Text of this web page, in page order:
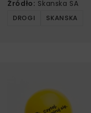
Źródło: Skanska SA
DROGI SKANSKA